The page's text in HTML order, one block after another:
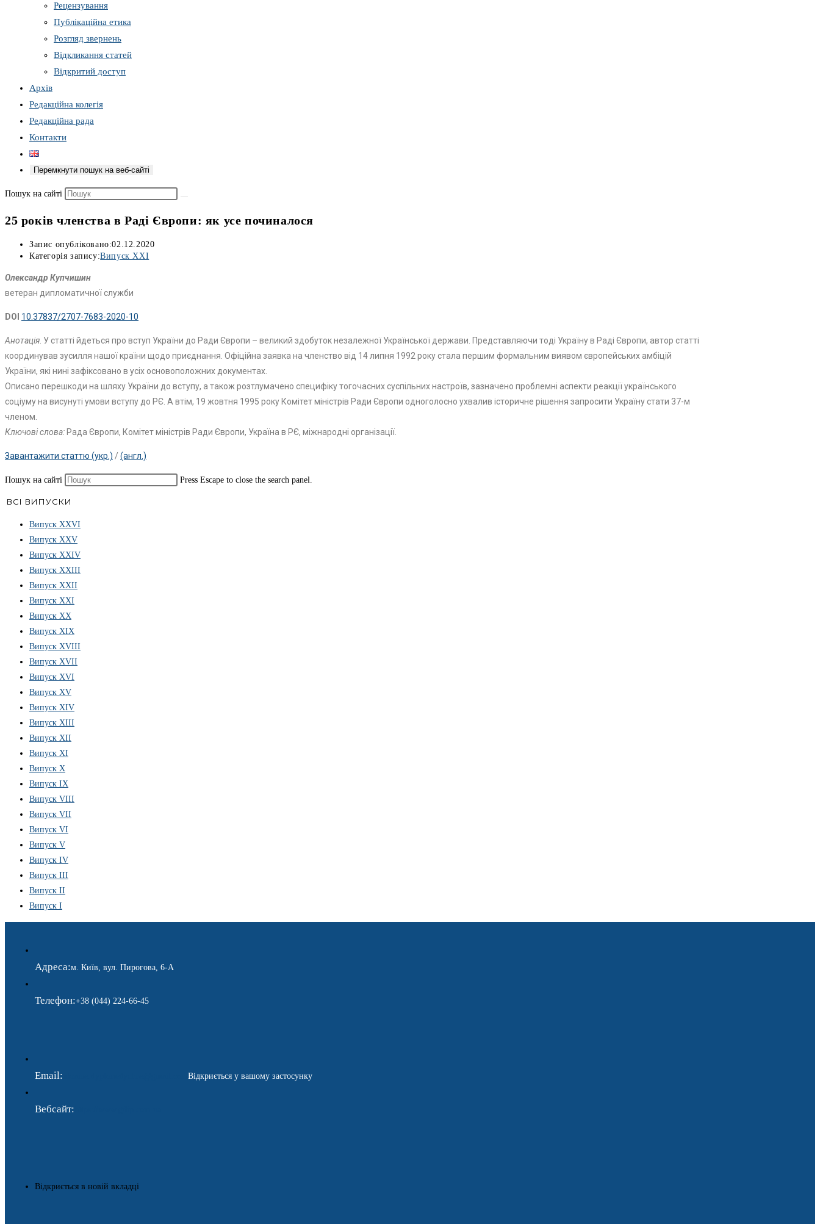
Рецензування
Публікаційна етика
Розгляд звернень
Відкликання статей
Відкритий доступ
Архів
Редакційна колегія
Редакційна рада
Контакти
Перемкнути пошук на веб-сайті
Пошук на сайті
25 років членства в Раді Європи: як усе починалося
Запис опубліковано:02.12.2020
Категорія запису:Випуск XXI
Олександр Купчишин
ветеран дипломатичної служби
DOI 10.37837/2707-7683-2020-10
Анотація . У статті йдеться про вступ України до Ради Європи – великий здобуток незалежної Української держави. Представляючи тоді Україну в Раді Європи, автор статті
координував зусилля нашої країни щодо приєднання. Офіційна заявка на членство від 14 липня 1992 року стала першим формальним виявом європейських амбіцій
України, які нині зафіксовано в усіх основоположних документах.
Описано перешкоди на шляху України до вступу, а також розтлумачено специфіку тогочасних суспільних настроїв, зазначено проблемні аспекти реакції українського
соціуму на висунуті умови вступу до РЄ. А втім, 19 жовтня 1995 року Комітет міністрів Ради Європи одноголосно ухвалив історичне рішення запросити Україну стати 37-м
членом.
Ключові слова: Рада Європи, Комітет міністрів Ради Європи, Україна в РЄ, міжнародні організації.
Завантажити статтю (укр.) /(англ.)
Пошук на сайті Press Escape to close the search panel.
ВСІ ВИПУСКИ
Випуск ХХVІ
Випуск XXV
Випуск XXIV
Випуск XXIII
Випуск XXII
Випуск XXI
Випуск XX
Випуск XIX
Випуск XVIII
Випуск XVII
Випуск XVI
Випуск XV
Випуск XIV
Випуск XIII
Випуск XII
Випуск XI
Випуск X
Випуск IX
Випуск VIII
Випуск VII
Випуск VI
Випуск V
Випуск IV
Випуск III
Випуск II
Випуск I
Адреса:м. Київ, вул. Пирогова, 6-А
Телефон:+38 (044) 224-66-45
Email: Відкриється у вашому застосунку
Вебсайт:
Відкриється в новій вкладці